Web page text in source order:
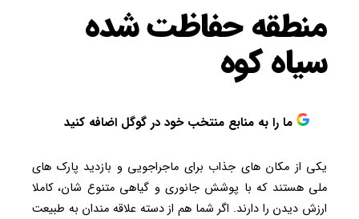
منطقه حفاظت شده
سیاه کوه
ما را به منابع منتخب خود در گوگل اضافه کنید
یکی از مکان های جذاب برای ماجراجویی و بازدید پارک های
ملی هستند که با پوشش جانوری و گیاهی متنوع شان، کاملا
ارزش دیدن را دارند. اگر شما هم از دسته علاقه مندان به طبیعت